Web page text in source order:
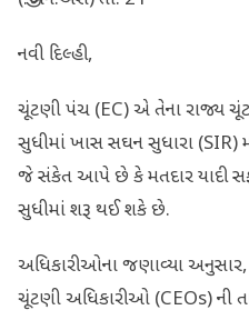
નવી દિલ્હી,
ચૂંટણી પંચ (EC) એ તેના રાજ્ય
સુધીમાં ખાસ સઘન સુધારા (SIR)
જે સંકેત આપે છે કે મતદાર યાદી
સુધીમાં શરૂ થઈ શકે છે.
અધિકારીઓના જણાવ્યા અનુસાર,
ચૂંટણી અધિકારીઓ (CEOs) ની